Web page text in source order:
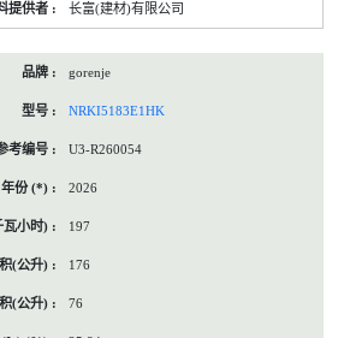
长富(建材)有限公司
gorenje
NRKI5183E1HK
U3-R260054
2026
197
176
76